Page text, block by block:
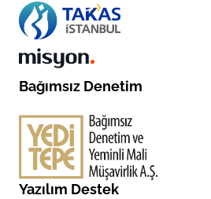
Bağımsız Denetim
Yazılım Destek